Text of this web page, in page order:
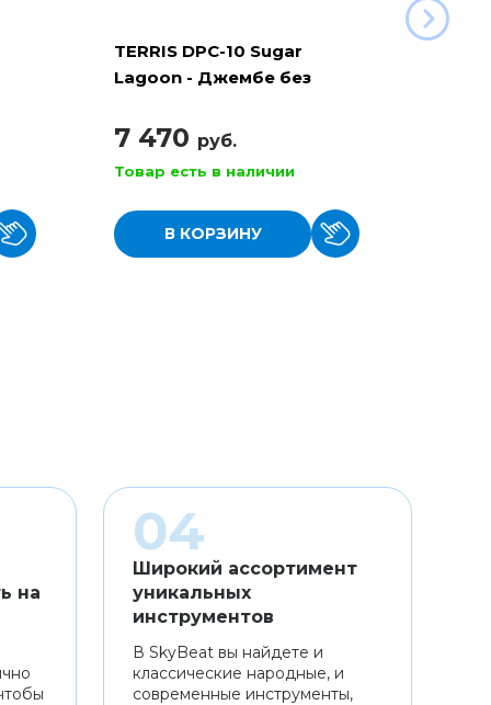
TERRIS DPC-10 Sugar
Lagoon - Джембе без
7 470 руб.
Товар есть в наличии
В КОРЗИНУ
на
Широкий ассортимент
уникальных
инструментов
В SkyBeat вы найдете и
классические народные, и
современные инструменты,